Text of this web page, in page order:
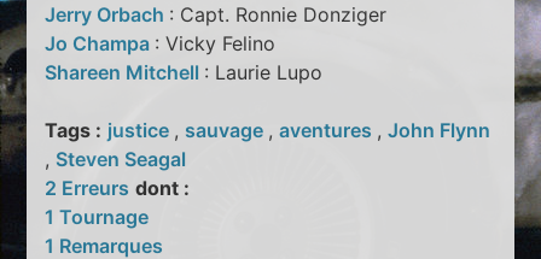
Jerry Orbach : Capt. Ronnie Donziger
Jo Champa : Vicky Felino
Shareen Mitchell : Laurie Lupo
Tags : justice , sauvage ,aventures ,John Flynn
, Steven Seagal
2 Erreurs dont :
1 Tournage
1 Remarques